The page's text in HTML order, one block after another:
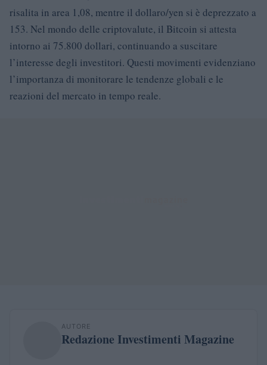
risalita in area 1,08, mentre il dollaro/yen si è deprezzato a
153. Nel mondo delle criptovalute, il Bitcoin si attesta
intorno ai 75.800 dollari, continuando a suscitare
l’interesse degli investitori. Questi movimenti evidenziano
l’importanza di monitorare le tendenze globali e le
reazioni del mercato in tempo reale.
AUTORE
Redazione Investimenti Magazine